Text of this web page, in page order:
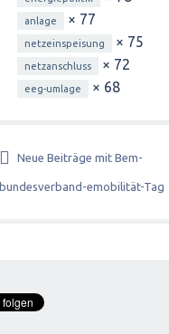
anlage × 77
netzeinspeisung × 75
netzanschluss × 72
eeg-umlage × 68
Neue Beiträge mit Bem-
bundesverband-emobilität-Tag